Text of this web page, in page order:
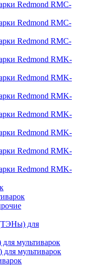
Redmond RMC-
Redmond RMC-
Redmond RMC-
Redmond RMK-
Redmond RMK-
Redmond RMK-
Redmond RMK-
Redmond RMK-
Redmond RMK-
Redmond RMK-
для
мультиварок
мультиварок